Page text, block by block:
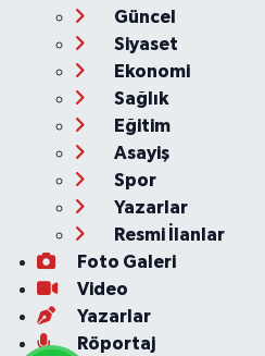
Güncel
Siyaset
Ekonomi
Sağlık
Eğitim
Asayiş
Spor
Yazarlar
Resmi İlanlar
Foto Galeri
Video
Yazarlar
Röportaj